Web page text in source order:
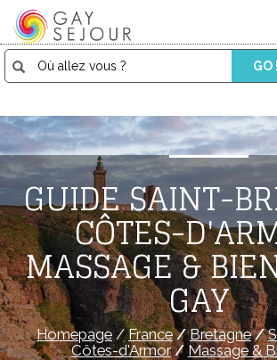
GO !
GUIDE SAINT-
CÔTES-
MASSAGE &
GAY
Homepage/France/Bretagne/
Côtes-d'Armor/ Massage &